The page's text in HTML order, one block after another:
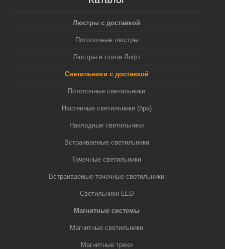
Люстры с доставкой
Потолочные люстры
Люстры в стиле Лофт
Светильники с доставкой
Потолочные светильники
Настенные светильники (бра)
Накладные светильники
Встраиваемые светильники
Точечные светильники
Встраиваемые точечные светильники
Светильники LED
Магнитные системы
Магнитные светильники
Магнитные треки